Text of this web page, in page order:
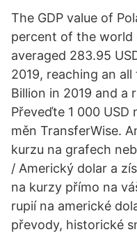
The GDP value of
percent of the world
averaged 283.95
2019, reaching an
Billion in 2019 and a
Převeďte 1 000 USD
měn TransferWise.
kurzu na grafech
/ Americký dolar a
na kurzy přímo na
rupií na americké
převody, historické